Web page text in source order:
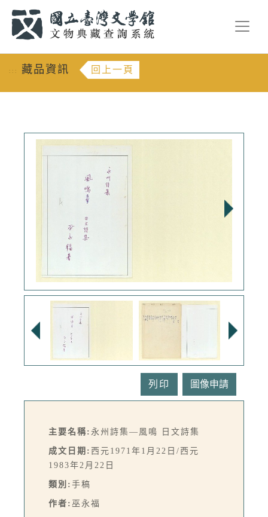
::: 藏品資訊 回上一頁
列印
主要名稱: 永州詩集—風鳴 日文詩集
成文日期: 西元1971年1月22日/西元
1983年2月22日
類別: 手稿
作者: 巫永福